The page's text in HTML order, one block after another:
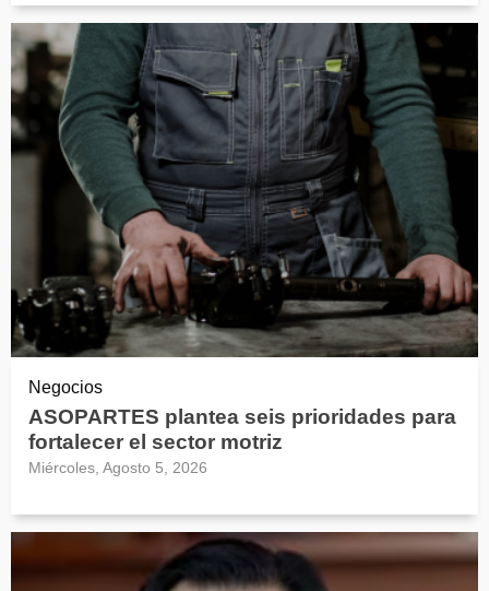
Negocios
ASOPARTES plantea seis prioridades para
fortalecer el sector motriz
Miércoles, Agosto 5, 2026